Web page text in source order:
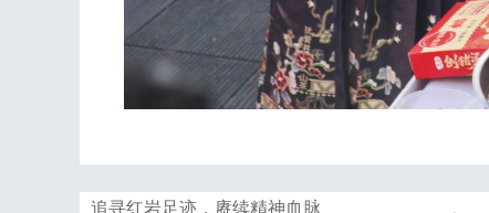
追寻红岩足迹，赓续精神血脉